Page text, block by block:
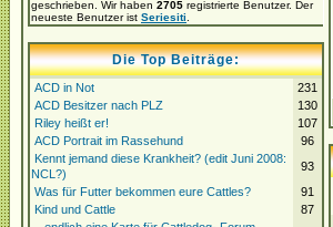
geschrieben. Wir haben 2705 registrierte Benutzer. Der
neueste Benutzer ist Seriesiti
Die Top Beiträge:
ACD in Not
231
ACD Besitzer nach PLZ
130
Riley heißt er!
107
ACD Portrait im Rassehund
96
Kennt jemand diese Krankheit? (edit Juni 2008:
NCL?)
93
Was für Futter bekommen eure Cattles?
91
Kind und Cattle
87